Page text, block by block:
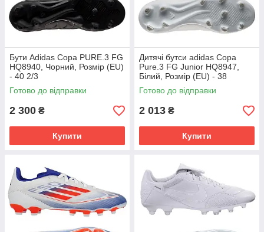
Бути Adidas Copa PURE.3 FG
HQ8940, Чорний, Розмір (EU)
- 40 2/3
Готово до відправки
2 300 ₴
Купити
Дитячі бутси adidas Copa
Pure.3 FG Junior HQ8947,
Білий, Розмір (EU) - 38
Готово до відправки
2 013 ₴
Купити